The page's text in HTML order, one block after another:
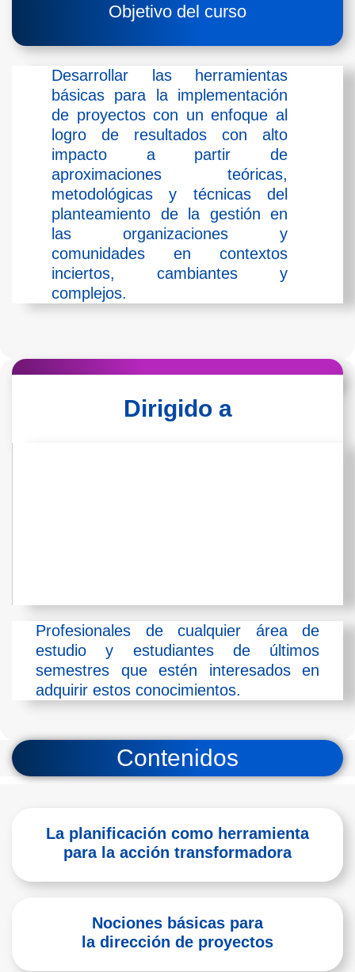
Objetivo del curso
Desarrollar las herramientas
básicas para la implementación
de proyectos con un enfoque al
logro de resultados con alto
impacto a partir de
aproximaciones teóricas,
metodológicas y técnicas del
planteamiento de la gestión en
las organizaciones y
comunidades en contextos
inciertos, cambiantes y
complejos.
Dirigido a
Profesionales de cualquier área de
estudio y estudiantes de últimos
semestres que estén interesados en
adquirir estos conocimientos.
Contenidos
La planificación como herramienta
para la acción transformadora
Nociones básicas para
la dirección de proyectos